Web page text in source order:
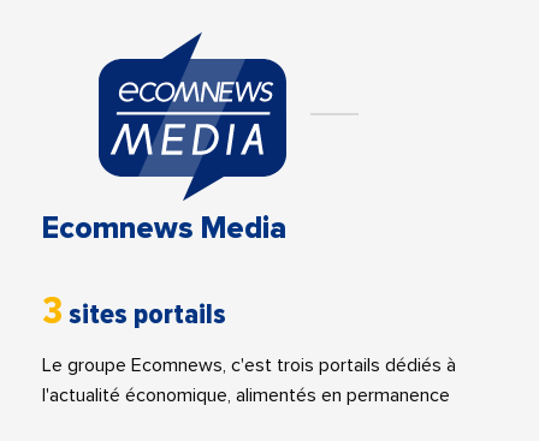
Ecomnews Media
3 sites portails
Le groupe Ecomnews, c'est trois portails dédiés à
l'actualité économique, alimentés en permanence